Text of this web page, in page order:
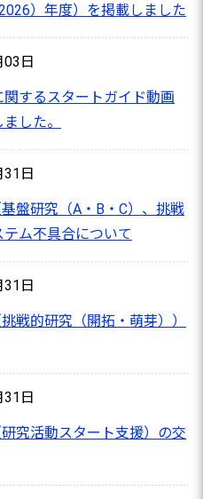
）年度）を掲載しました
日
するスタートガイド動画
した。
日
盤研究（A・B・C）、挑戦
ム不具合について
日
戦的研究（開拓・萌芽））
日
究活動スタート支援）の交